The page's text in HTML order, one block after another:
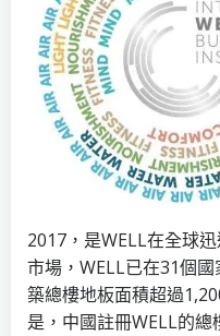
2017，是WELL在全球
市場，WELL已在31個
築總樓地板面積超過
是，中國註冊WELL的